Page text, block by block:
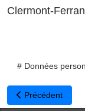
Clermont-
# Données
Article précédent
Précédent